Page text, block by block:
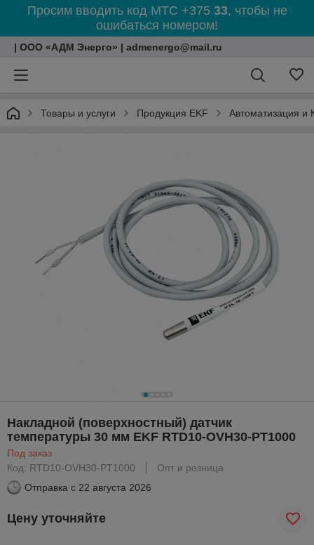
Просим вводить код МТС +375 33, чтобы не
ошибаться номером!
| ООО «АДМ Энерго» | admenergo@mail.ru
Товары и услуги Продукция EKF Автоматизация и
Накладной (поверхностный) датчик
температуры 30 мм EKF RTD10-OVH30-PT1000
Под заказ
Код: RTD10-OVH30-PT1000
Опт и розница
Отправка с 22 августа 2026
Цену уточняйте